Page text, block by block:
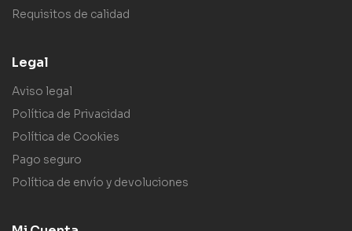
Requisitos de calidad
Legal
Aviso legal
Política de Privacidad
Política de Cookies
Pago seguro
Política de envío y devoluciones